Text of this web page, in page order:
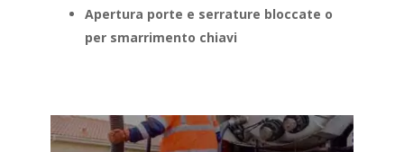
Apertura porte e serrature bloccate o
per smarrimento chiavi